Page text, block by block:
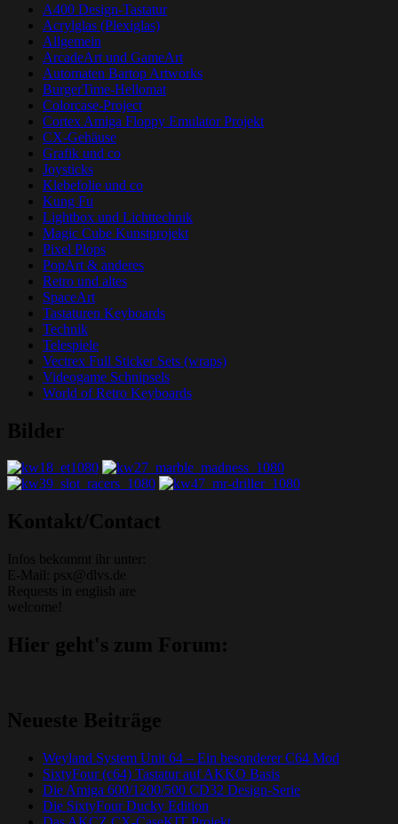
A400 Design-Tastatur
Acrylglas (Plexiglas)
Allgemein
ArcadeArt und GameArt
Automaten Bartop Artworks
BurgerTime-Hellomat
Colorcase-Project
Cortex Amiga Floppy Emulator Projekt
CX-Gehäuse
Grafik und co
Joysticks
Klebefolie und co
Kung Fu
Lightbox und Lichttechnik
Magic Cube Kunstprojekt
Pixel Plops
PopArt & anderes
Retro und altes
SpaceArt
Tastaturen Keyboards
Technik
Telespiele
Vectrex Full Sticker Sets (wraps)
Videogame Schnipsels
World of Retro Keyboards
Bilder
Kontakt/Contact
Infos bekommt ihr unter:
E-Mail: psx@dlvs.de
Requests in english are
welcome!
Hier geht's zum Forum:
Neueste Beiträge
Weyland System Unit 64 – Ein besonderer C64 Mod
SixtyFour (c64) Tastatur auf AKKO Basis
Die Amiga 600/1200/500 CD32 Design-Serie
Die SixtyFour Ducky Edition